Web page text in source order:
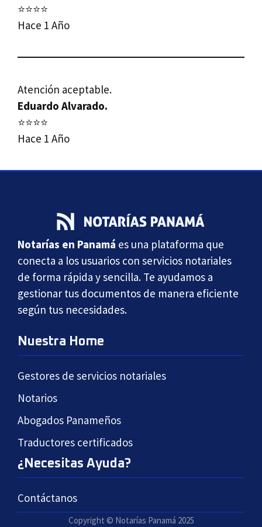
⭐⭐⭐⭐
Hace 1 Año
Atención aceptable.
Eduardo Alvarado.
⭐⭐⭐⭐
Hace 1 Año
Notarías en Panamá es una plataforma que
conecta a los usuarios con servicios notariales
de forma rápida y sencilla. Te ayudamos a
gestionar tus documentos de manera eficiente
según tus necesidades.
Nuestra Home
Gestores de servicios notariales
Notarios
Abogados Panameños
Traductores certificados
¿Necesitas Ayuda?
Contáctanos
Copyright © Notarías Panamá 2025